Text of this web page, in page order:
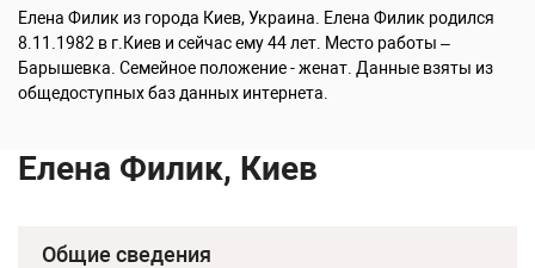
Елена Филик из города Киев, Украина. Елена Филик родился
8.11.1982 в г.Киев и сейчас ему 44 лет. Место работы –
Барышевка. Семейное положение - женат. Данные взяты из
общедоступных баз данных интернета.
Елена Филик, Киев
Общие сведения